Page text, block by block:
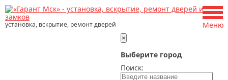
установка, вскрытие, ремонт дверей
×
Выберите город
Поиск:
Меню